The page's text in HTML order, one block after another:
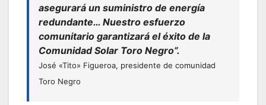
asegurará un suministro de energía
redundante… Nuestro esfuerzo
comunitario garantizará el éxito de la
Comunidad Solar Toro Negro”.
José «Tito» Figueroa, presidente de comunidad
Toro Negro